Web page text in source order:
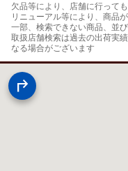
欠品等により、店舗に行って
リニューアル等により、商品
一部、検索できない商品、並
取扱店舗検索は過去の出荷実
なる場合がございます